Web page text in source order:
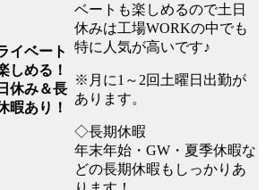
イベート
しめる！
休み＆長
暇あり！
ベートも楽しめるので土日
休みは工場WORKの中でも
特に人気が高いです♪
※月に1～2回土曜日出勤が
あります。
◇長期休暇
年末年始・GW・夏季休暇な
どの長期休暇もしっかりあ